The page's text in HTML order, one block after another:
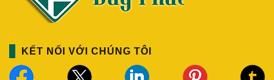
KẾT NỐI VỚI CHÚNG TÔI